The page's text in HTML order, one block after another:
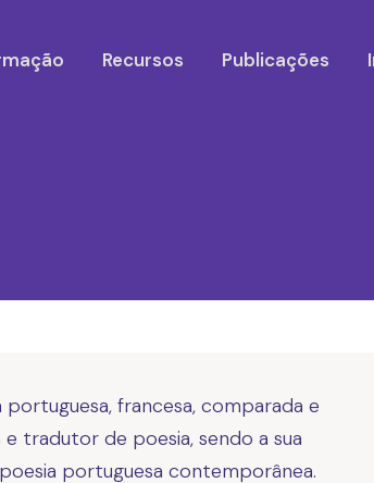
Recursos Publicações
francesa, comparada e
tradutor de poesia, sendo a sua
portuguesa contemporânea.